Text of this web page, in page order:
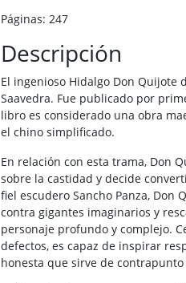
Páginas: 247
Descripción
El ingenioso Hidalgo Don
Saavedra. Fue publicado por
libro es considerado una obra
el chino simplificado.
En relación con esta trama, Don
sobre la castidad y decide
fiel escudero Sancho Panza, Don
contra gigantes imaginarios y
personaje profundo y complejo.
defectos, es capaz de inspirar
honesta que sirve de